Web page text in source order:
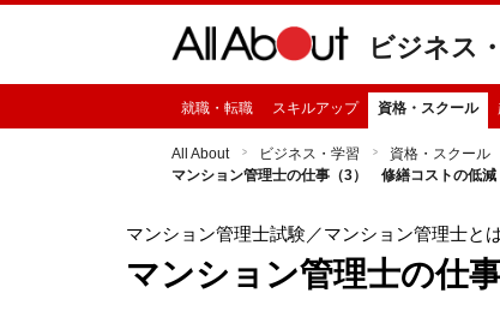
ビジネス
就職・転職 スキルアップ 資格・スクール
All About ビジネス・学習 資格・スクール
マンション管理士の仕事（3） 修繕コストの低減
マンション管理士試験 ／マンション管理士と
マンション管理士の仕